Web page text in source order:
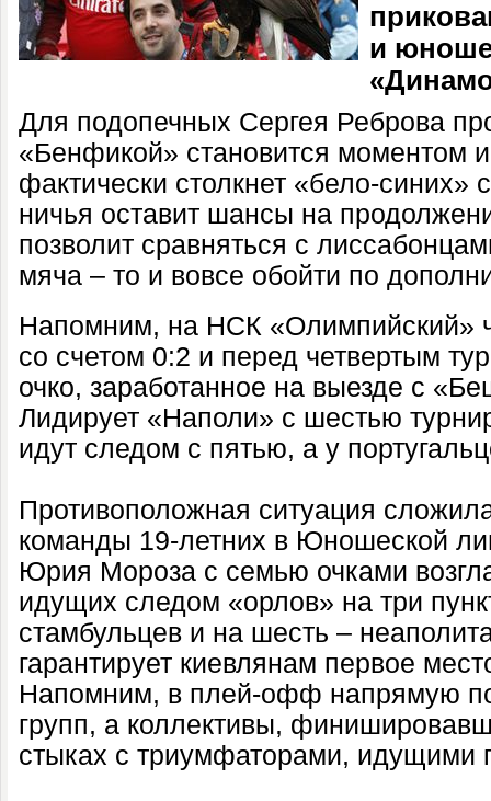
и
Для подопечных Сергея Реброва
«Бенфикой» становится моментом
фактически столкнет «бело-синих»
ничья оставит шансы на
позволит сравняться с
мяча – то и вовсе обойти по
Напомним, на НСК «Олимпийский»
со счетом 0:2 и перед четвертым
очко, заработанное на выезде с
Лидирует «Наполи» с шестью
идут следом с пятью, а у
Противоположная ситуация
команды 19-летних в Юношеской
Юрия Мороза с семью очками
идущих следом «орлов» на три
стамбульцев и на шесть –
гарантирует киевлянам первое
Напомним, в плей-офф напрямую
групп, а коллективы,
стыках с триумфаторами, идущими